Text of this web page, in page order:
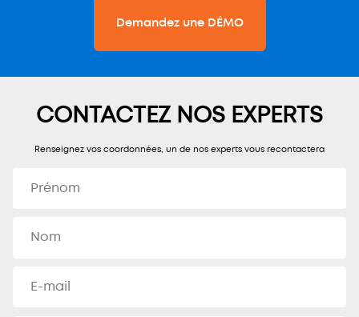
Demandez une DÉMO
CONTACTEZ NOS EXPERTS
Renseignez vos coordonnées, un de nos experts vous recontactera